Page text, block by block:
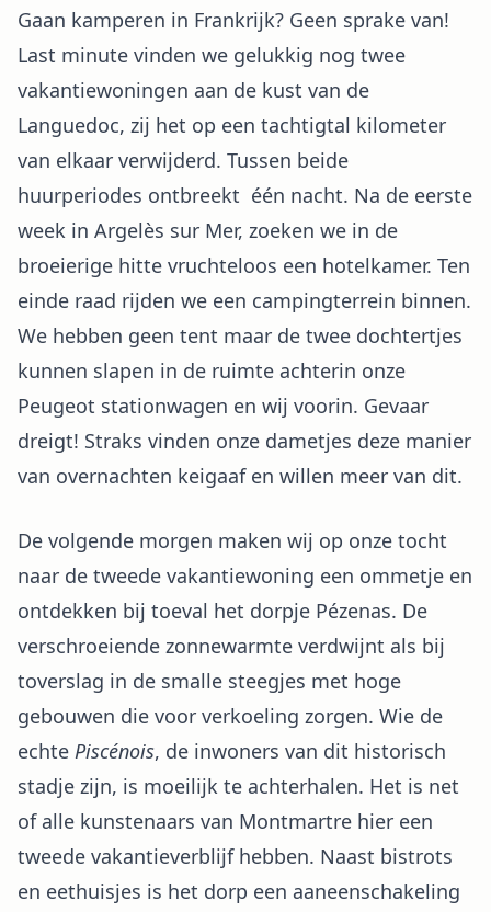
Gaan kamperen in Frankrijk? Geen sprake van!
Last minute vinden we gelukkig nog twee
vakantiewoningen aan de kust van de
Languedoc, zij het op een tachtigtal kilometer
van elkaar verwijderd. Tussen beide
huurperiodes ontbreekt één nacht. Na de eerste
week in Argelès sur Mer, zoeken we in de
broeierige hitte vruchteloos een hotelkamer. Ten
einde raad rijden we een campingterrein binnen.
We hebben geen tent maar de twee dochtertjes
kunnen slapen in de ruimte achterin onze
Peugeot stationwagen en wij voorin. Gevaar
dreigt! Straks vinden onze dametjes deze manier
van overnachten keigaaf en willen meer van dit.
De volgende morgen maken wij op onze tocht
naar de tweede vakantiewoning een ommetje en
ontdekken bij toeval het dorpje Pézenas. De
verschroeiende zonnewarmte verdwijnt als bij
toverslag in de smalle steegjes met hoge
gebouwen die voor verkoeling zorgen. Wie de
echte Piscénois, de inwoners van dit historisch
stadje zijn, is moeilijk te achterhalen. Het is net
of alle kunstenaars van Montmartre hier een
tweede vakantieverblijf hebben. Naast bistrots
en eethuisjes is het dorp een aaneenschakeling